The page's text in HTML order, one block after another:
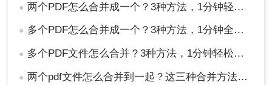
● 两个PDF怎么合并成一个？3种方法，1分钟轻松搞定！
● 多个PDF怎么合并成一个？3种方法，1分钟全搞定！！
● 多个PDF文件怎么合并？3种方法，1分钟轻松搞定！!
● 两个pdf文件怎么合并到一起？这三种合并方法超实用！